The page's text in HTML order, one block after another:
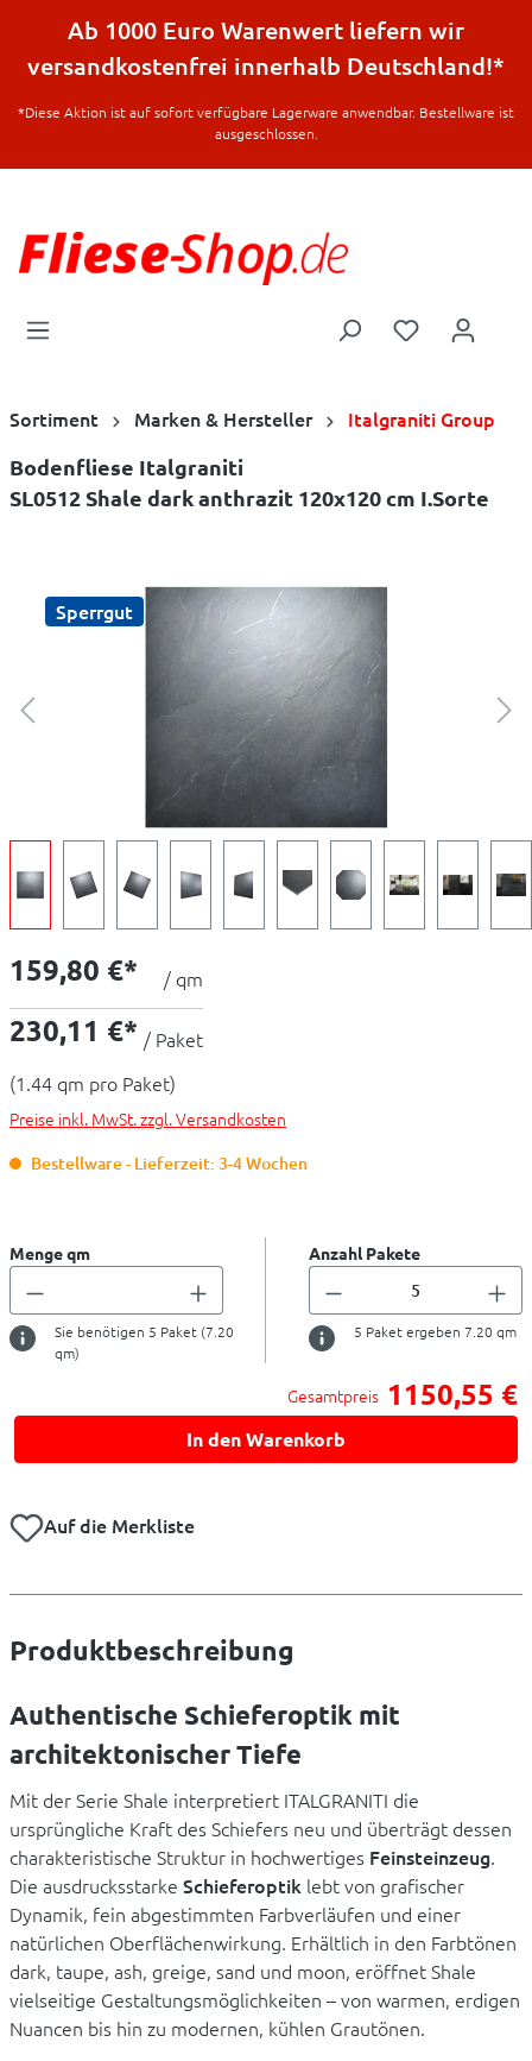
springen
Ab 1000 Euro Warenwert liefern wir
versandkostenfrei innerhalb Deutschland!*
*Diese Aktion ist auf sofort verfügbare Lagerware anwendbar. Bestellware ist
ausgeschlossen.
Sortiment Marken & Hersteller Italgraniti Group
Bodenfliese Italgraniti
SL0512 Shale dark anthrazit 120x120 cm I.Sorte
Sperrgut
159,80 €* / qm
230,11 €* / Paket
(1.44 qm pro Paket)
Preise inkl. MwSt. zzgl. Versandkosten
Bestellware - Lieferzeit: 3-4 Wochen
Menge qm
Sie benötigen 5 Paket (7.20
qm)
Anzahl Pakete
5 Paket ergeben 7.20 qm
Gesamtpreis 1150,55 €
In den Warenkorb
Auf die Merkliste
Produktbeschreibung
Authentische Schieferoptik mit
architektonischer Tiefe
Mit der Serie Shale interpretiert ITALGRANITI die
ursprüngliche Kraft des Schiefers neu und überträgt dessen
charakteristische Struktur in hochwertiges Feinsteinzeug.
Die ausdrucksstarke Schieferoptik lebt von grafischer
Dynamik, fein abgestimmten Farbverläufen und einer
natürlichen Oberflächenwirkung. Erhältlich in den Farbtönen
dark, taupe, ash, greige, sand und moon, eröffnet Shale
vielseitige Gestaltungsmöglichkeiten – von warmen, erdigen
Nuancen bis hin zu modernen, kühlen Grautönen.